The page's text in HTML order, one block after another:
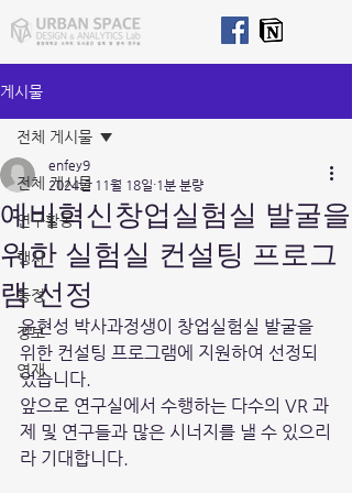
게시물
전체 게시물
연구활동
행사
동정
정보
연재
전체 게시물
예비혁신창업실험실 발굴을
위한 실험실 컨설팅 프로그
램 선정
enfey9
2024년 11월 18일 1분 분량
윤현성 박사과정생이 창업실험실 발굴을
위한 컨설팅 프로그램에 지원하여 선정되
었습니다.
앞으로 연구실에서 수행하는 다수의 VR 과
제 및 연구들과 많은 시너지를 낼 수 있으리
라 기대합니다.